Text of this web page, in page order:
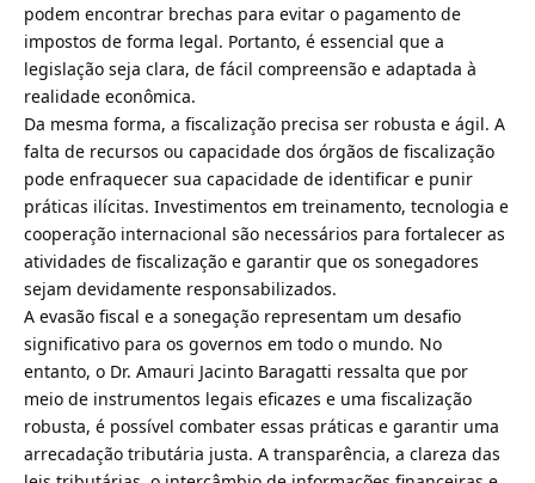
podem encontrar brechas para evitar o pagamento de
impostos de forma legal. Portanto, é essencial que a
legislação seja clara, de fácil compreensão e adaptada à
realidade econômica.
Da mesma forma, a fiscalização precisa ser robusta e ágil. A
falta de recursos ou capacidade dos órgãos de fiscalização
pode enfraquecer sua capacidade de identificar e punir
práticas ilícitas. Investimentos em treinamento, tecnologia e
cooperação internacional são necessários para fortalecer as
atividades de fiscalização e garantir que os sonegadores
sejam devidamente responsabilizados.
A evasão fiscal e a sonegação representam um desafio
significativo para os governos em todo o mundo. No
entanto, o Dr. Amauri Jacinto Baragatti ressalta que por
meio de instrumentos legais eficazes e uma fiscalização
robusta, é possível combater essas práticas e garantir uma
arrecadação tributária justa. A transparência, a clareza das